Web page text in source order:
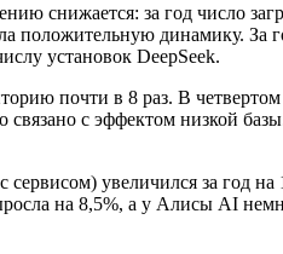
снижается: за год число
положительную динамику. За
установок DeepSeek.
почти в 8 раз. В
с эффектом низкой
увеличился за год
на 8,5%, а у Алисы AI